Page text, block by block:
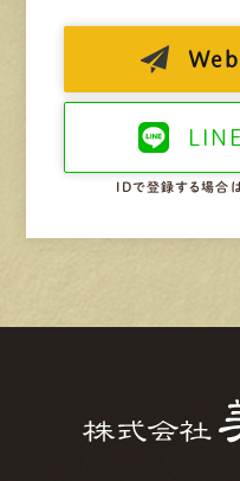
Web
IDで登録する場合